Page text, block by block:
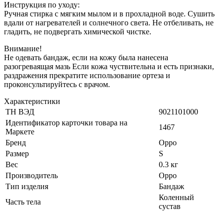
Инструкция по уходу:
Ручная стирка с мягким мылом и в прохладной воде. Сушить
вдали от нагревателей и солнечного света. Не отбеливать, не
гладить, не подвергать химической чистке.
Внимание!
Не одевать бандаж, если на кожу была нанесена
разогреваящая мазь Если кожа чуствительна и есть признаки,
раздражения прекратите использование ортеза и
проконсультируйтесь с врачом.
Характеристики
ТН ВЭД
9021101000
Идентификатор карточки товара на
Маркете
1467
Бренд
Oppo
Размер
S
Вес
0.3 кг
Производитель
Oppo
Тип изделия
Бандаж
Часть тела
Коленный
сустав